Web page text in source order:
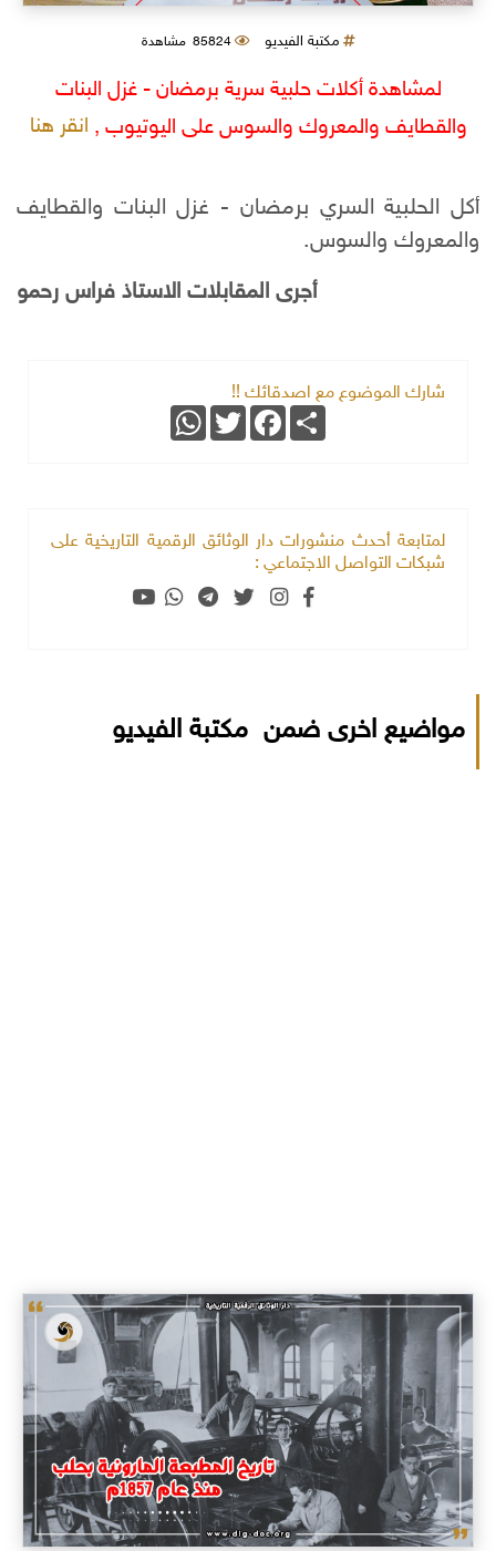
مكتبة الفيديو 85824 مشاهدة
لمشاهدة أكلات حلبية سرية برمضان - غزل البنات
والقطايف والمعروك والسوس على اليوتيوب , انقر هنا
أكل الحلبية السري برمضان - غزل البنات والقطايف
والمعروك والسوس.
أجرى المقابلات الاستاذ فراس رحمو
شارك الموضوع مع اصدقائك !!
Share
Facebook
Twitter
WhatsApp
لمتابعة أحدث منشورات دار الوثائق الرقمية التاريخية على
شبكات التواصل الاجتماعي :
مواضيع اخرى ضمن مكتبة الفيديو